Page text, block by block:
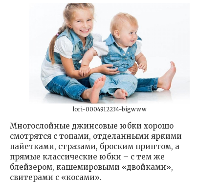
lori-0004912234-bigwww
Многослойные джинсовые юбки хорошо
смотрятся с топами, отделанными яркими
пайетками, стразами, броским принтом, а
прямые классические юбки – с тем же
блейзером, кашемировыми «двойками»,
свитерами с «косами».